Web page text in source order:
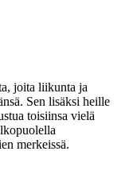
joita liikunta ja
Sen lisäksi heille
toisiinsa vielä
merkeissä.